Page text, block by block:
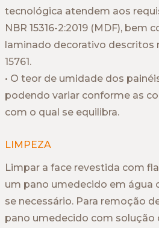
tecnológica atendem aos
NBR 15316-2:2019 (MDF), bem
laminado decorativo descritos
15761.
• O teor de umidade dos
podendo variar conforme as
com o qual se equilibra.
LIMPEZA
Limpar a face revestida com
um pano umedecido em água
se necessário. Para remoção
pano umedecido com solução